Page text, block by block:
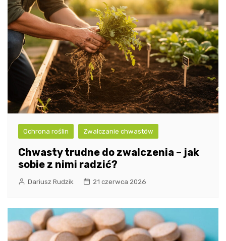
Ochrona roślin Zwalczanie chwastów
Chwasty trudne do zwalczenia – jak
sobie z nimi radzić?
Dariusz Rudzik 21 czerwca 2026